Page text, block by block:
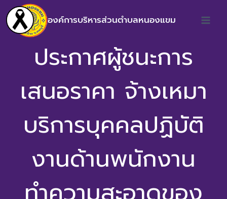
องค์การบริหารส่วนตำบลหนองแขม
ประกาศผู้ชนะการ
เสนอราคา จ้างเหมา
บริการบุคคลปฏิบัติ
งานด้านพนักงาน